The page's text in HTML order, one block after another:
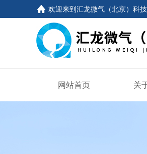
欢迎来到汇龙微气（北京）科
网站首页 关